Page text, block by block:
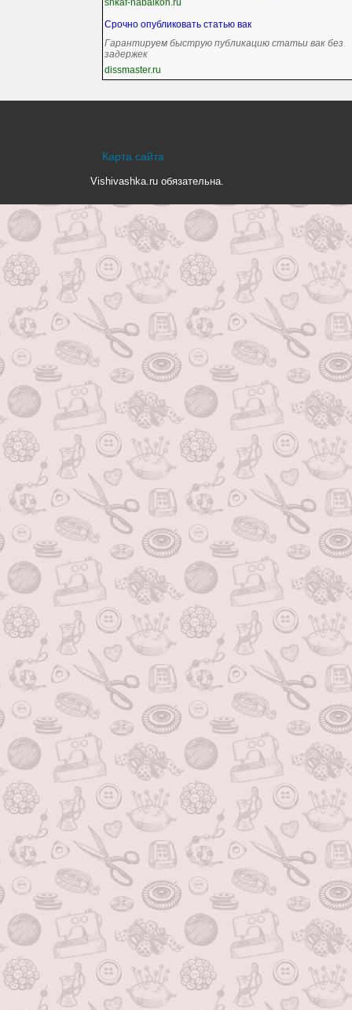
Срочно опубликовать статью вак
Гарантируем быструю публикацию статьи вак без
задержек
dissmaster.ru
Карта сайта
Vishivashka.ru обязательна.